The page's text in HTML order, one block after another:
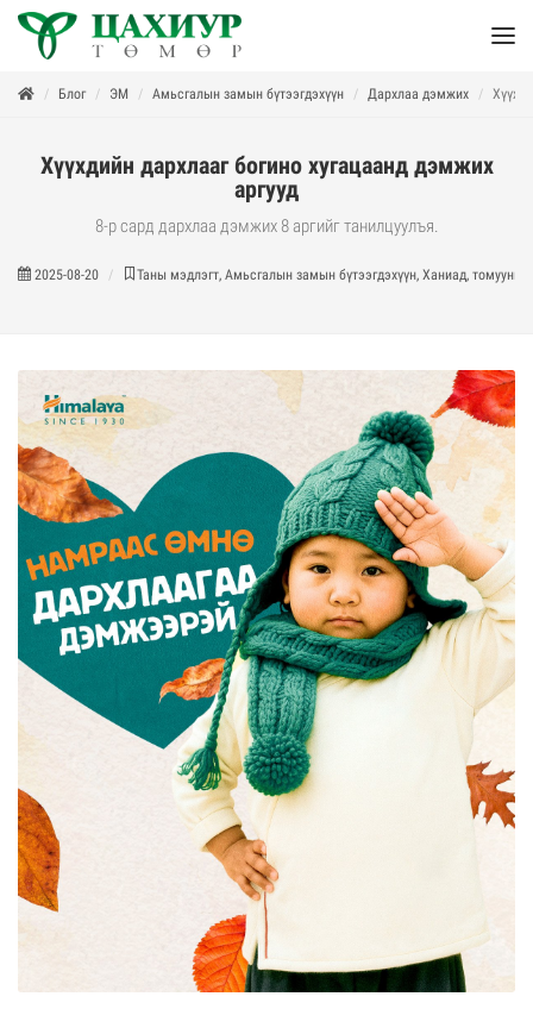
Блог ЭМ Амьсгалын замын бүтээгдэхүүн Дархлаа дэмжих
Хүүхдийн дархлааг богино хугацаанд дэмжих
аргууд
8-р сард дархлаа дэмжих 8 аргийг танилцуулъя.
2025-08-20 Таны мэдлэгт, Амьсгалын замын бүтээгдэхүүн, Ханиад, томууны